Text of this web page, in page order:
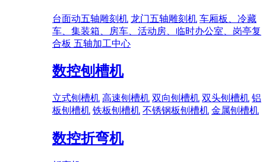
台面动五轴雕刻机 龙门五轴雕刻机 车厢板、冷藏
车、集装箱、房车、活动房、临时办公室、岗亭复
合板 五轴加工中心
数控刨槽机
立式刨槽机 高速刨槽机 双向刨槽机 双头刨槽机 铝
板刨槽机 铁板刨槽机 不锈钢板刨槽机 金属刨槽机
数控折弯机